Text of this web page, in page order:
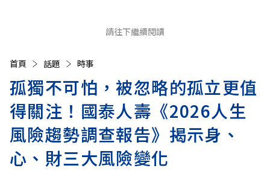
請往下繼續閱讀
首頁 話題 時事
孤獨不可怕，被忽略的孤立更值
得關注！國泰人壽《2026人生
風險趨勢調查報告》揭示身、
心、財三大風險變化